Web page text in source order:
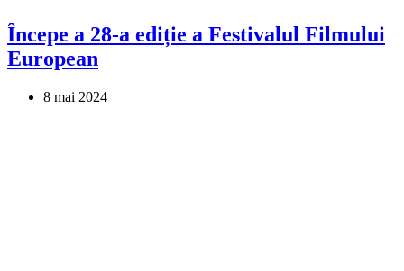
Începe a 28-a ediție a Festivalul Filmului
European
8 mai 2024